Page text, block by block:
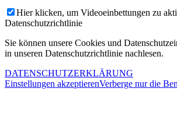
Hier klicken, um Videoeinbettungen zu
Datenschutzrichtlinie
Sie können unsere Cookies und
in unseren Datenschutzrichtlinie nachlesen.
DATENSCHUTZERKLÄRUNG
Einstellungen akzeptierenVerberge nur die